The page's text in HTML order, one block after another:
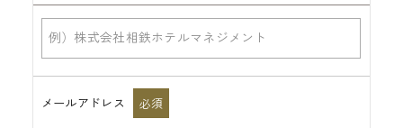
メールアドレス 必須